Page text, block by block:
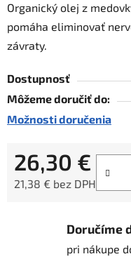
Organický olej z
pomáha eliminovať
závraty.
Dostupnosť
Môžeme doručiť do:
Možnosti doručenia
26,30 €
21,38 € bez DPH
Doručíme
pri nákupe